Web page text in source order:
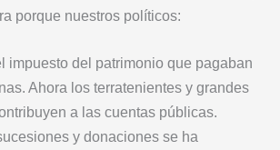
porque nuestros políticos:
impuesto del patrimonio que pagaban
Ahora los terratenientes y grandes
a las cuentas públicas.
y donaciones se ha